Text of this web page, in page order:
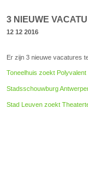
3 NIEUWE
12 12 2016
Er zijn 3 nieuwe vacatures
Toneelhuis zoekt
Stadsschouwburg
Stad Leuven zoekt